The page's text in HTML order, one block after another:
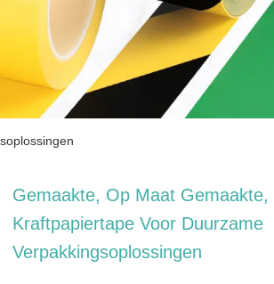
Gemaakte, Op Maat Gemaakte,
Kraftpapiertape Voor Duurzame
Verpakkingsoplossingen